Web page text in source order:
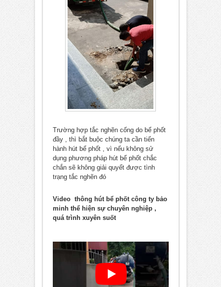
Trường hợp tắc nghẽn cống do bể phốt
đầy , thì bắt buộc chúng ta cần tiến
hành hút bể phốt , vì nếu không sử
dụng phương pháp hút bể phốt chắc
chắn sẽ không giải quyết được tình
trạng tắc nghẽn đó
Video thông hút bể phốt công ty bảo
minh thể hiện sự chuyên nghiệp ,
quá trình xuyên suốt